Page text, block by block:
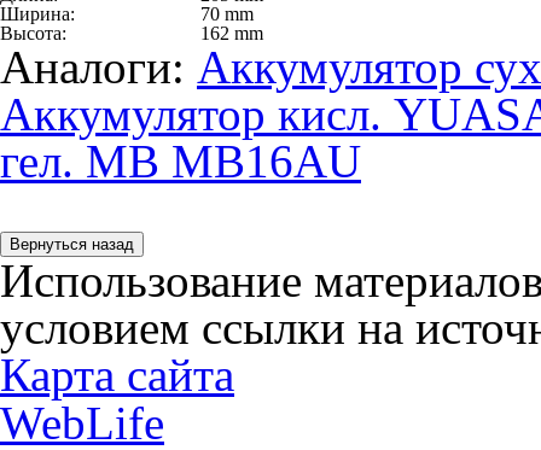
Ширина:
70 mm
Высота:
162 mm
Аналоги: Аккумулятор
Аккумулятор кисл.
гел. MB MB16AU
Использование
условием ссылки на
Карта сайта
WebLife